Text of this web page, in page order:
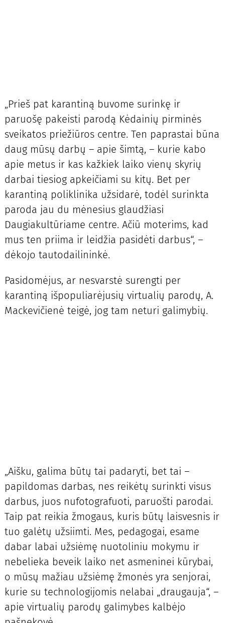
„Prieš pat karantiną buvome surinkę ir
paruošę pakeisti parodą Kėdainių pirminės
sveikatos priežiūros centre. Ten paprastai būna
daug mūsų darbų – apie šimtą, – kurie kabo
apie metus ir kas kažkiek laiko vienų skyrių
darbai tiesiog apkeičiami su kitų. Bet per
karantiną poliklinika užsidarė, todėl surinkta
paroda jau du mėnesius glaudžiasi
Daugiakultūriame centre. Ačiū moterims, kad
mus ten priima ir leidžia pasidėti darbus“, –
dėkojo tautodailininkė.
Pasidomėjus, ar nesvarstė surengti per
karantiną išpopuliarėjusių virtualių parodų, A.
Mackevičienė teigė, jog tam neturi galimybių.
„Aišku, galima būtų tai padaryti, bet tai –
papildomas darbas, nes reikėtų surinkti visus
darbus, juos nufotografuoti, paruošti parodai.
Taip pat reikia žmogaus, kuris būtų laisvesnis ir
tuo galėtų užsiimti. Mes, pedagogai, esame
dabar labai užsiėmę nuotoliniu mokymu ir
nebelieka beveik laiko net asmeninei kūrybai,
o mūsų mažiau užsiėmę žmonės yra senjorai,
kurie su technologijomis nelabai „draugauja“, –
apie virtualių parodų galimybes kalbėjo